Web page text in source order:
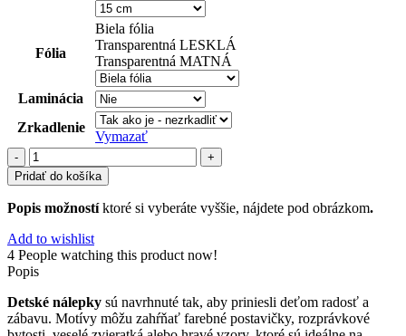
Fólia
Biela fólia
Transparentná LESKLÁ
Transparentná MATNÁ
Laminácia
Zrkadlenie
Vymazať
množstvo
detské
(90)
Pridať do košíka
Popis možnostíktoré si vyberáte vyššie, nájdete pod obrázkom.
Add to wishlist
4 People watching this product now!
Popis
Detské nálepky sú navrhnuté tak, aby priniesli deťom radosť a
zábavu. Motívy môžu zahŕňať farebné postavičky, rozprávkové